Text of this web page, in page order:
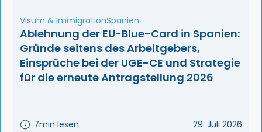
Visum & ImmigrationSpanien
Ablehnung der EU-Blue-Card in Spanien:
Gründe seitens des Arbeitgebers,
Einsprüche bei der UGE-CE und Strategie
für die erneute Antragstellung 2026
7min lesen 29. Juli 2026